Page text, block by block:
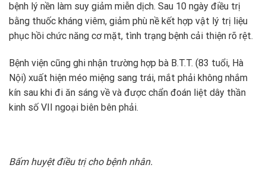
bệnh lý nền làm suy giảm miễn dịch. Sau 10 ngày điều trị
bằng thuốc kháng viêm, giảm phù nề kết hợp vật lý trị liệu
phục hồi chức năng cơ mặt, tình trạng bệnh cải thiện rõ rệt.
Bệnh viện cũng ghi nhận trường hợp bà B.T.T. (83 tuổi, Hà
Nội) xuất hiện méo miệng sang trái, mắt phải không nhắm
kín sau khi đi ăn sáng về và được chẩn đoán liệt dây thần
kinh số VII ngoại biên bên phải.
Bấm huyệt điều trị cho bệnh nhân.